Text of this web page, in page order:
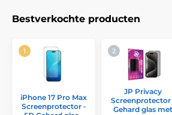
Bestverkochte producten
iPhone 17 Pro Max
Screenprotector -
JP Privacy
Screenprotector
Gehard glas met